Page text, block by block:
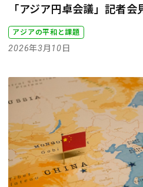
「アジア円卓会議」記者会
アジアの平和と課題
2026年3月10日